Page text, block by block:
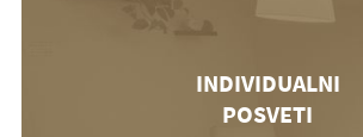
INDIVIDUALNI
POSVETI